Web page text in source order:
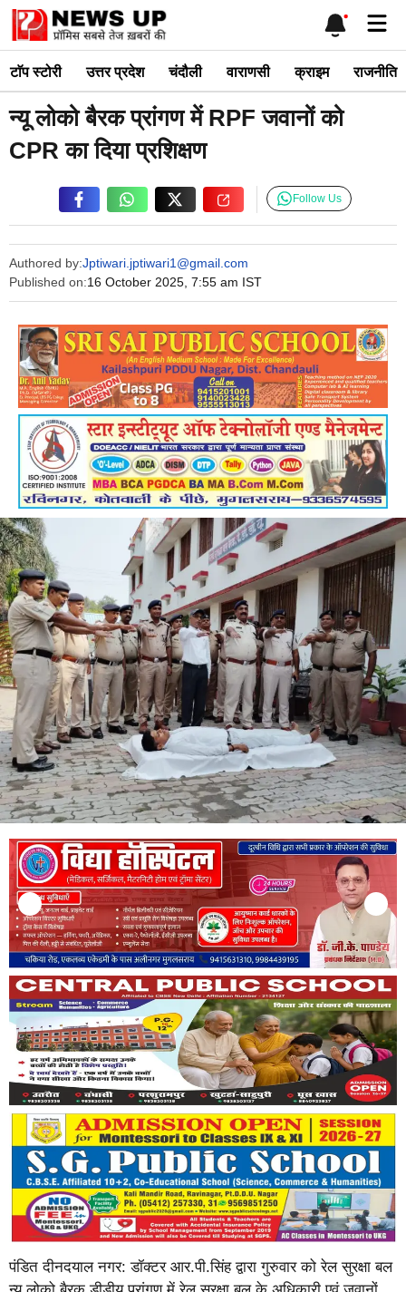
Skip
content
टाॅप स्टोरी उत्तर प्रदेश चंदौली वाराणसी क्राइम राजनीति
न्यू लोको बैरक प्रांगण में RPF जवानों को
CPR का दिया प्रशिक्षण
Authored by:Jptiwari.jptiwari1@gmail.com
Published on:16 October 2025, 7:55 am IST
Follow Us
पंडित दीनदयाल नगर: डॉक्टर आर.पी.सिंह द्वारा गुरुवार को रेल सुरक्षा बल